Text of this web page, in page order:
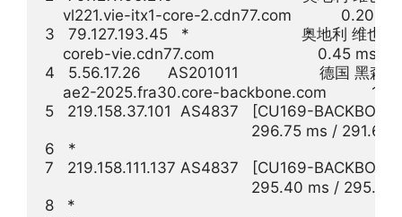
vl221.vie-itx1-core-2.cdn77.com           0.20
3   79.127.193.45   *                         奥地利 维
coreb-vie.cdn77.com                       0.45 ms
4   5.56.17.26      AS201011                  德国 黑森
ae2-2025.fra30.core-backbone.com
5   219.158.37.101  AS4837   [CU169-
296.75 ms /
6   *
7   219.158.111.137 AS4837   [CU169-
295.40 ms /
8   *